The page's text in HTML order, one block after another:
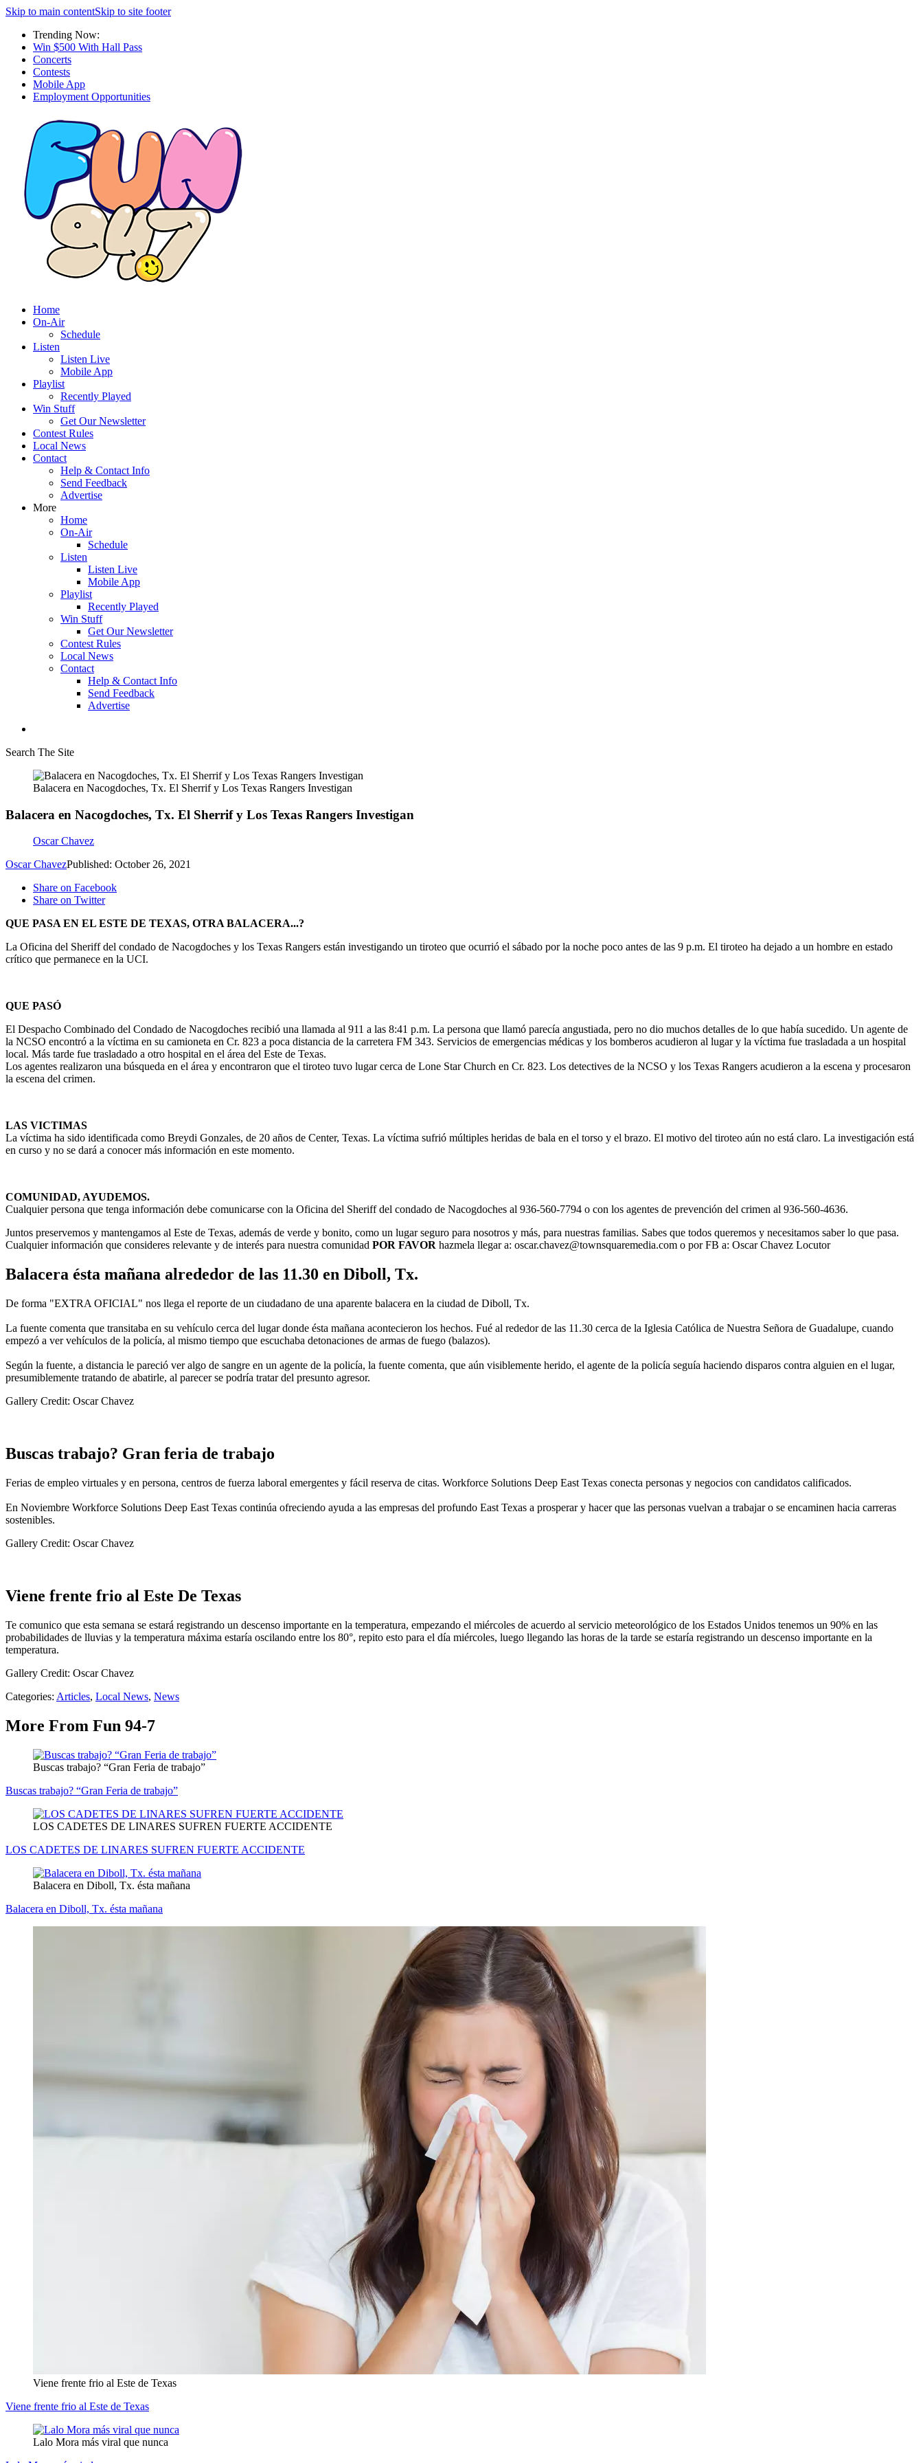
Skip to main contentSkip to site footer
Trending Now:
Win $500 With Hall Pass
Concerts
Contests
Mobile App
Employment Opportunities
Home
On-Air
Schedule
Listen
Listen Live
Mobile App
Playlist
Recently Played
Win Stuff
Get Our Newsletter
Contest Rules
Local News
Contact
Help & Contact Info
Send Feedback
Advertise
More
Home
On-Air
Schedule
Listen
Listen Live
Mobile App
Playlist
Recently Played
Win Stuff
Get Our Newsletter
Contest Rules
Local News
Contact
Help & Contact Info
Send Feedback
Advertise
Search The Site
Balacera en Nacogdoches, Tx. El Sherrif y Los Texas Rangers Investigan
Balacera en Nacogdoches, Tx. El Sherrif y Los Texas Rangers Investigan
Oscar Chavez
Oscar ChavezPublished: October 26, 2021
Share on Facebook
Share on Twitter
QUE PASA EN EL ESTE DE TEXAS, OTRA BALACERA...?
La Oficina del Sheriff del condado de Nacogdoches y los Texas Rangers están investigando un tiroteo que ocurrió el sábado por la noche poco antes de las 9 p.m. El tiroteo ha dejado a un hombre en estado
crítico que permanece en la UCI.
QUE PASÓ
El Despacho Combinado del Condado de Nacogdoches recibió una llamada al 911 a las 8:41 p.m. La persona que llamó parecía angustiada, pero no dio muchos detalles de lo que había sucedido. Un agente de
la NCSO encontró a la víctima en su camioneta en Cr. 823 a poca distancia de la carretera FM 343. Servicios de emergencias médicas y los bomberos acudieron al lugar y la víctima fue trasladada a un hospital
local. Más tarde fue trasladado a otro hospital en el área del Este de Texas.
Los agentes realizaron una búsqueda en el área y encontraron que el tiroteo tuvo lugar cerca de Lone Star Church en Cr. 823. Los detectives de la NCSO y los Texas Rangers acudieron a la escena y procesaron
la escena del crimen.
LAS VICTIMAS
La víctima ha sido identificada como Breydi Gonzales, de 20 años de Center, Texas. La víctima sufrió múltiples heridas de bala en el torso y el brazo. El motivo del tiroteo aún no está claro. La investigación está
en curso y no se dará a conocer más información en este momento.
COMUNIDAD, AYUDEMOS.
Cualquier persona que tenga información debe comunicarse con la Oficina del Sheriff del condado de Nacogdoches al 936-560-7794 o con los agentes de prevención del crimen al 936-560-4636.
Juntos preservemos y mantengamos al Este de Texas, además de verde y bonito, como un lugar seguro para nosotros y más, para nuestras familias. Sabes que todos queremos y necesitamos saber lo que pasa.
Cualquier información que consideres relevante y de interés para nuestra comunidad POR FAVOR hazmela llegar a: oscar.chavez@townsquaremedia.com o por FB a: Oscar Chavez Locutor
Balacera ésta mañana alrededor de las 11.30 en Diboll, Tx.
De forma "EXTRA OFICIAL" nos llega el reporte de un ciudadano de una aparente balacera en la ciudad de Diboll, Tx.
La fuente comenta que transitaba en su vehículo cerca del lugar donde ésta mañana acontecieron los hechos. Fué al rededor de las 11.30 cerca de la Iglesia Católica de Nuestra Señora de Guadalupe, cuando
empezó a ver vehículos de la policía, al mismo tiempo que escuchaba detonaciones de armas de fuego (balazos).
Según la fuente, a distancia le pareció ver algo de sangre en un agente de la policía, la fuente comenta, que aún visiblemente herido, el agente de la policía seguía haciendo disparos contra alguien en el lugar,
presumiblemente tratando de abatirle, al parecer se podría tratar del presunto agresor.
Gallery Credit: Oscar Chavez
Buscas trabajo? Gran feria de trabajo
Ferias de empleo virtuales y en persona, centros de fuerza laboral emergentes y fácil reserva de citas. Workforce Solutions Deep East Texas conecta personas y negocios con candidatos calificados.
En Noviembre Workforce Solutions Deep East Texas continúa ofreciendo ayuda a las empresas del profundo East Texas a prosperar y hacer que las personas vuelvan a trabajar o se encaminen hacia carreras
sostenibles.
Gallery Credit: Oscar Chavez
Viene frente frio al Este De Texas
Te comunico que esta semana se estará registrando un descenso importante en la temperatura, empezando el miércoles de acuerdo al servicio meteorológico de los Estados Unidos tenemos un 90% en las
probabilidades de lluvias y la temperatura máxima estaría oscilando entre los 80°, repito esto para el día miércoles, luego llegando las horas de la tarde se estaría registrando un descenso importante en la
temperatura.
Gallery Credit: Oscar Chavez
Categories: Articles, Local News, News
More From Fun 94-7
Buscas trabajo? “Gran Feria de trabajo”
Buscas trabajo? “Gran Feria de trabajo”
LOS CADETES DE LINARES SUFREN FUERTE ACCIDENTE
LOS CADETES DE LINARES SUFREN FUERTE ACCIDENTE
Balacera en Diboll, Tx. ésta mañana
Balacera en Diboll, Tx. ésta mañana
Viene frente frio al Este de Texas
Viene frente frio al Este de Texas
Lalo Mora más viral que nunca